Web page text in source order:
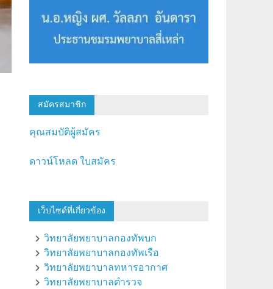
สมัครสมาชิก
คุณสมบัติผู้สมัคร
ดาวน์โหลด ใบสมัคร
เว็บไซด์ที่เกี่ยวข้อง
วิทยาลัยพยาบาลกองทัพบก
วิทยาลัยพยาบาลกองทัพเรือ
วิทยาลัยพยาบาลทหารอากาศ
วิทยาลัยพยาบาลตำรวจ